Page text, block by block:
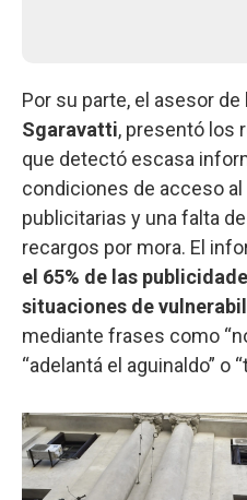
Por su parte, el asesor de
Sgaravatti, presentó los
que detectó escasa
condiciones de acceso
publicitarias y una falta
recargos por mora. El
el 65% de las
situaciones de
mediante frases como
“adelantá el aguinaldo” o